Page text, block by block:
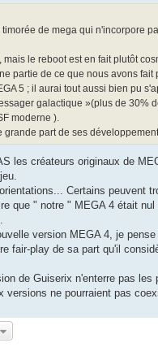
de mega qui n'incorpore
le reboot est en fait plutôt
partie de ce que nous avons fait
5 ; il aurai tout aussi bien pu
galactique »(plus de
moderne ).
grande part de ses
les créateurs originaux de
Certains peuvent
que " notre " MEGA 4 était
version MEGA 4, je
fair-play de sa part qu'il
de Guiserix n'enterre pas
versions ne pourraient pas